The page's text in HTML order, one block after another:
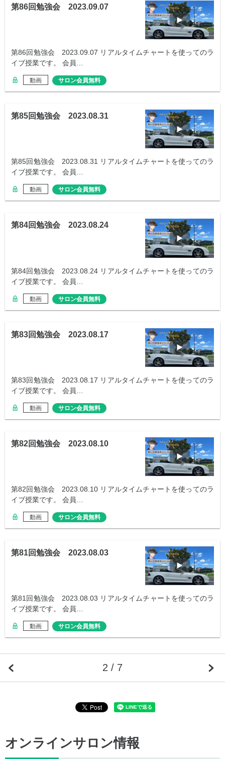
第86回勉強会 2023.09.07
第86回勉強会 2023.09.07 リアルタイムチャートを使ってのラ
イブ授業です。 会員…
動画 サロン会員無料
第85回勉強会 2023.08.31
第85回勉強会 2023.08.31 リアルタイムチャートを使ってのラ
イブ授業です。 会員…
動画 サロン会員無料
第84回勉強会 2023.08.24
第84回勉強会 2023.08.24 リアルタイムチャートを使ってのラ
イブ授業です。 会員…
動画 サロン会員無料
第83回勉強会 2023.08.17
第83回勉強会 2023.08.17 リアルタイムチャートを使ってのラ
イブ授業です。 会員…
動画 サロン会員無料
第82回勉強会 2023.08.10
第82回勉強会 2023.08.10 リアルタイムチャートを使ってのラ
イブ授業です。 会員…
動画 サロン会員無料
第81回勉強会 2023.08.03
第81回勉強会 2023.08.03 リアルタイムチャートを使ってのラ
イブ授業です。 会員…
動画 サロン会員無料
2 / 7
オンラインサロン情報